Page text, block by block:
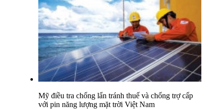
Mỹ điều tra chống lẩn tránh thuế và chống trợ cấp
với pin năng lượng mặt trời Việt Nam